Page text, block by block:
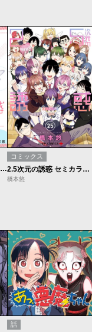
ジャンプデジタル画集 デジガ 2.5次元の誘惑
コミックス
2.5次元の誘惑 セミカラー版
橋本悠
話